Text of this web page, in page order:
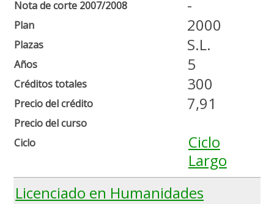
Nota de corte 2007/2008
Plan
Plazas
Años
Créditos totales
Precio del crédito
Precio del curso
Ciclo
-
2000
S.L.
5
300
7,91
Ciclo
Largo
Licenciado en Humanidades